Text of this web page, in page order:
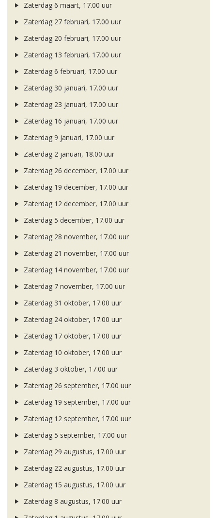
Zaterdag 6 maart, 17.00 uur
Zaterdag 27 februari, 17.00 uur
Zaterdag 20 februari, 17.00 uur
Zaterdag 13 februari, 17.00 uur
Zaterdag 6 februari, 17.00 uur
Zaterdag 30 januari, 17.00 uur
Zaterdag 23 januari, 17.00 uur
Zaterdag 16 januari, 17.00 uur
Zaterdag 9 januari, 17.00 uur
Zaterdag 2 januari, 18.00 uur
Zaterdag 26 december, 17.00 uur
Zaterdag 19 december, 17.00 uur
Zaterdag 12 december, 17.00 uur
Zaterdag 5 december, 17.00 uur
Zaterdag 28 november, 17.00 uur
Zaterdag 21 november, 17.00 uur
Zaterdag 14 november, 17.00 uur
Zaterdag 7 november, 17.00 uur
Zaterdag 31 oktober, 17.00 uur
Zaterdag 24 oktober, 17.00 uur
Zaterdag 17 oktober, 17.00 uur
Zaterdag 10 oktober, 17.00 uur
Zaterdag 3 oktober, 17.00 uur
Zaterdag 26 september, 17.00 uur
Zaterdag 19 september, 17.00 uur
Zaterdag 12 september, 17.00 uur
Zaterdag 5 september, 17.00 uur
Zaterdag 29 augustus, 17.00 uur
Zaterdag 22 augustus, 17.00 uur
Zaterdag 15 augustus, 17.00 uur
Zaterdag 8 augustus, 17.00 uur